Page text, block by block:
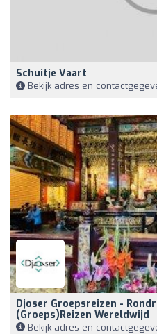
Schuitje Vaart
Bekijk adres en
Djoser Groepsreizen -
(groeps)reizen Wereldwijd
Bekijk adres en